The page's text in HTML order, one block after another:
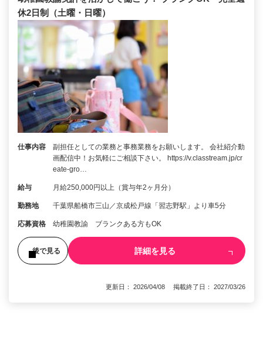
休2日制（土曜・日曜）
仕事内容
副担任としての業務と事務業務をお願いします。 会社紹介動
画配信中！お気軽にご相談下さい。 https://v.classtream.jp/cr
eate-gro…
給与 月給250,000円以上（賞与年2ヶ月分）
勤務地 千葉県船橋市三山／京成松戸線「習志野駅」より車5分
応募資格 幼稚園教諭 ブランクある方もOK
後で見る 詳細を見る
更新日： 2026/04/08 掲載終了日： 2027/03/26